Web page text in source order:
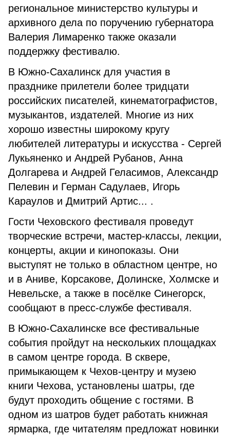
региональное министерство культуры и
архивного дела по поручению губернатора
Валерия Лимаренко также оказали
поддержку фестивалю.
В Южно-Сахалинск для участия в
празднике прилетели более тридцати
российских писателей, кинематографистов,
музыкантов, издателей. Многие из них
хорошо известны широкому кругу
любителей литературы и искусства - Сергей
Лукьяненко и Андрей Рубанов, Анна
Долгарева и Андрей Геласимов, Александр
Пелевин и Герман Садулаев, Игорь
Караулов и Дмитрий Артис... .
Гости Чеховского фестиваля проведут
творческие встречи, мастер-классы, лекции,
концерты, акции и кинопоказы. Они
выступят не только в областном центре, но
и в Аниве, Корсакове, Долинске, Холмске и
Невельске, а также в посёлке Синегорск,
сообщают в пресс-службе фестиваля.
В Южно-Сахалинске все фестивальные
события пройдут на нескольких площадках
в самом центре города. В сквере,
примыкающем к Чехов-центру и музею
книги Чехова, установлены шатры, где
будут проходить общение с гостями. В
одном из шатров будет работать книжная
ярмарка, где читателям предложат новинки